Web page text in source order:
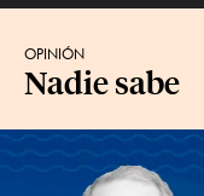
OPINIÓN
Nadie sabe